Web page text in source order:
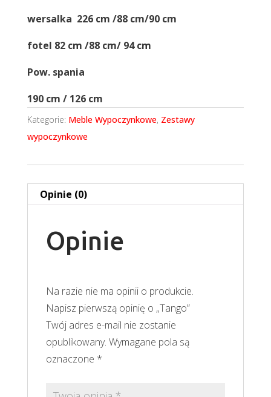
wersalka 226 cm /88 cm/90 cm
fotel 82 cm /88 cm/ 94 cm
Pow. spania
190 cm / 126 cm
Kategorie: Meble Wypoczynkowe, Zestawy
wypoczynkowe
Opinie (0)
Opinie
Na razie nie ma opinii o produkcie.
Napisz pierwszą opinię o „Tango”
Twój adres e-mail nie zostanie
opublikowany. Wymagane pola są
oznaczone *